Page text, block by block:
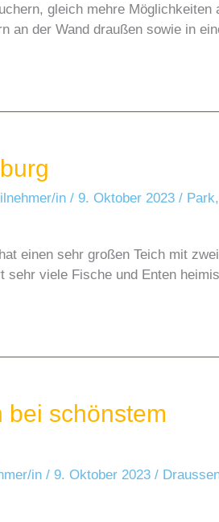
gleich mehre Möglichkeiten
an der Wand draußen sowie in
in / 9. Oktober 2023 / Park,
einen sehr großen Teich mit zwei
sehr viele Fische und Enten
bei schönstem
in / 9. Oktober 2023 /